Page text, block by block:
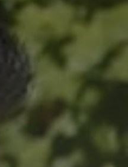
OPINIÓN
Interinos: Europa
mueve pieza, los
RAMÓN J.
Interinos: el error del
Supremo que...
RAMÓN J. 05/08/2026